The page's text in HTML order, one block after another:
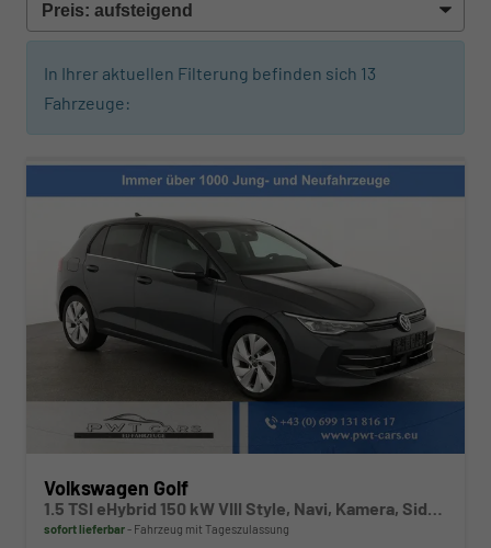
In Ihrer aktuellen Filterung befinden sich 13
Fahrzeuge:
Volkswagen Golf
1.5 TSI eHybrid 150 kW VIII Style, Navi, Kamera, Side, LED-Plus
sofort lieferbar Fahrzeug mit Tageszulassung